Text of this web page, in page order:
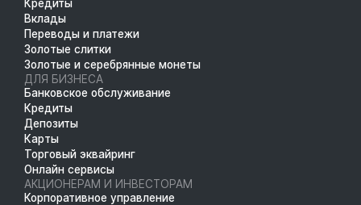
Кредиты
Вклады
Переводы и платежи
Золотые слитки
Золотые и серебрянные монеты
ДЛЯ БИЗНЕСА
Банковское обслуживание
Кредиты
Депозиты
Карты
Торговый эквайринг
Онлайн сервисы
АКЦИОНЕРАМ И ИНВЕСТОРАМ
Корпоративное управление